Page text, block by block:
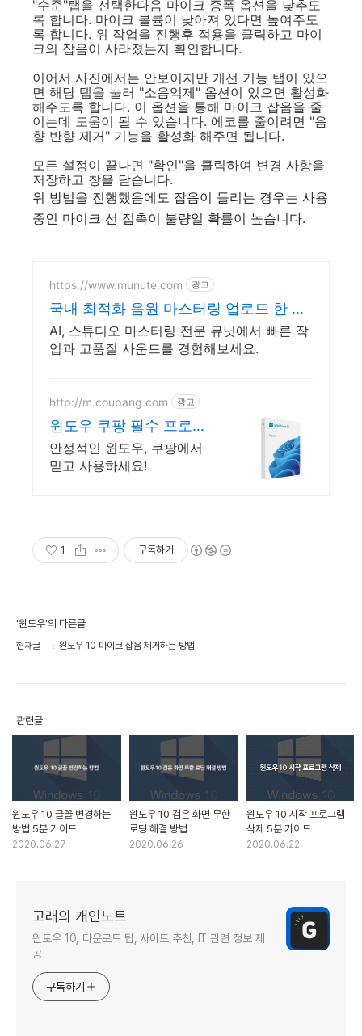
"수준"탭을 선택한다음 마이크 증폭 옵션을 낮추도
록 합니다. 마이크 볼륨이 낮아져 있다면 높여주도
록 합니다. 위 작업을 진행후 적용을 클릭하고 마이
크의 잡음이 사라졌는지 확인합니다.
이어서 사진에서는 안보이지만 개선 기능 탭이 있으
면 해당 탭을 눌러 "소음억제" 옵션이 있으면 활성화
해주도록 합니다. 이 옵션을 통해 마이크 잡음을 줄
이는데 도움이 될 수 있습니다. 에코를 줄이려면 "음
향 반향 제거" 기능을 활성화 해주면 됩니다.
모든 설정이 끝나면 "확인"을 클릭하여 변경 사항을
저장하고 창을 닫습니다.
위 방법을 진행했음에도 잡음이 들리는 경우는 사용
중인 마이크 선 접촉이 불량일 확률이 높습니다.
https://www.munute.com 광고
국내 최적화 음원 마스터링 업로드 한 번
이면 완성
AI, 스튜디오 마스터링 전문 뮤닛에서 빠른 작
업과 고품질 사운드를 경험해보세요.
http://m.coupang.com 광고
윈도우 쿠팡 필수 프로그
램 한번에!
안정적인 윈도우, 쿠팡에서
믿고 사용하세요!
1 구독하기
'윈도우'의 다른글
현재글 윈도우 10 마이크 잡음 제거하는 방법
관련글
윈도우 10 글꼴 변경하는
방법 5분 가이드
2020.06.27
윈도우 10 검은 화면 무한
로딩 해결 방법
2020.06.26
윈도우 10 시작 프로그램
삭제 5분 가이드
2020.06.22
고래의 개인노트
윈도우 10, 다운로드 팁, 사이트 추천, IT 관련 정보 제
공
구독하기